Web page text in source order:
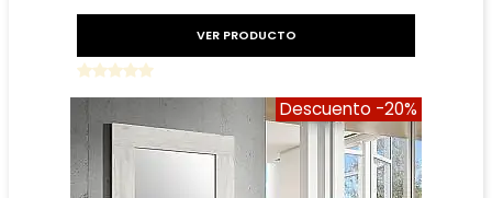
VER PRODUCTO
Descuento -20%